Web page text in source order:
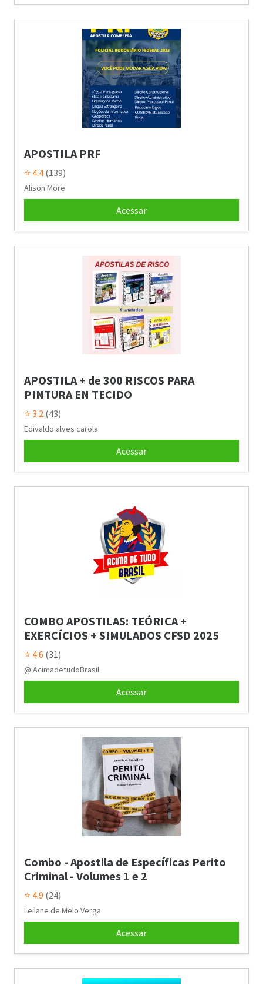
APOSTILA PRF
⭐ 4.4 (139)
Alison More
Acessar
APOSTILA + de 300 RISCOS PARA
PINTURA EN TECIDO
⭐ 3.2 (43)
Edivaldo alves carola
Acessar
COMBO APOSTILAS: TEÓRICA +
EXERCÍCIOS + SIMULADOS CFSD 2025
⭐ 4.6 (31)
@ AcimadetudoBrasil
Acessar
Combo - Apostila de Específicas Perito
Criminal - Volumes 1 e 2
⭐ 4.9 (24)
Leilane de Melo Verga
Acessar